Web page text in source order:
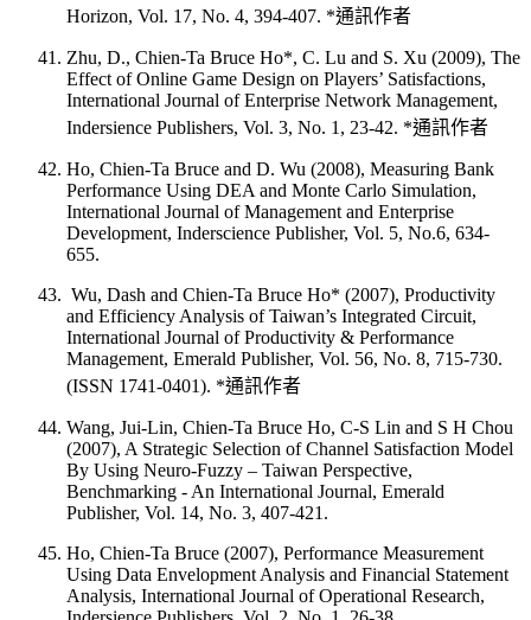
Horizon, Vol. 17, No. 4, 394-407. *通訊作者
Zhu, D., Chien-Ta Bruce Ho*, C. Lu and S. Xu (2009), The
Effect of Online Game Design on Players’ Satisfactions,
International Journal of Enterprise Network Management,
Indersience Publishers, Vol. 3, No. 1, 23-42. *通訊作者
Ho, Chien-Ta Bruce and D. Wu (2008), Measuring Bank
Performance Using DEA and Monte Carlo Simulation,
International Journal of Management and Enterprise
Development, Inderscience Publisher, Vol. 5, No.6, 634-
655.
Wu, Dash and Chien-Ta Bruce Ho* (2007), Productivity
and Efficiency Analysis of Taiwan’s Integrated Circuit,
International Journal of Productivity & Performance
Management, Emerald Publisher, Vol. 56, No. 8, 715-730.
(ISSN 1741-0401). *通訊作者
Wang, Jui-Lin, Chien-Ta Bruce Ho, C-S Lin and S H Chou
(2007), A Strategic Selection of Channel Satisfaction Model
By Using Neuro-Fuzzy – Taiwan Perspective,
Benchmarking - An International Journal, Emerald
Publisher, Vol. 14, No. 3, 407-421.
Ho, Chien-Ta Bruce (2007), Performance Measurement
Using Data Envelopment Analysis and Financial Statement
Analysis, International Journal of Operational Research,